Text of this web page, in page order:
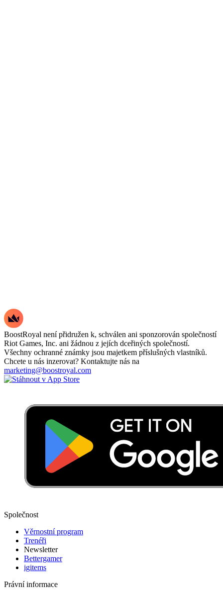
BoostRoyal není přidružen k, schválen ani sponzorován společností
Riot Games, Inc. ani žádnou z jejích dceřiných společností.
Všechny ochranné známky jsou majetkem příslušných vlastníků.
Chcete u nás inzerovat? Kontaktujte nás na
marketing@boostroyal.com
Společnost
Věrnostní program
Trenéři
Newsletter
Bettergamer
igitems
Právní informace